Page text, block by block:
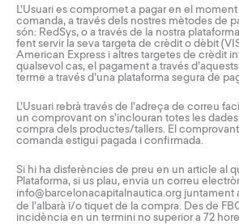
L’Usuari es compromet a pagar en el
comanda, a través dels nostres mètodes de
són: RedSys, o a través de la nostra
fent servir la seva targeta de crèdit o dèbit
American Express i altres targetes de crèdit
qualsevol cas, el pagament a través
terme a través d’una plataforma segura de
L’Usuari rebrà través de l’adreça de correu
un comprovant on s’inclouran totes les
compra dels productes/tallers. El comprovant
comanda estigui pagada i confirmada.
Si hi ha disferències de preu en un article al
Plataforma, si us plau, envia un correu
info@barcelonacapitalnautica.org juntament
de l’albarà i/o tiquet de la compra. Des de
incidència en un termini no superior a 72